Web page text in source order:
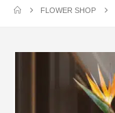
FLOWER SHOP